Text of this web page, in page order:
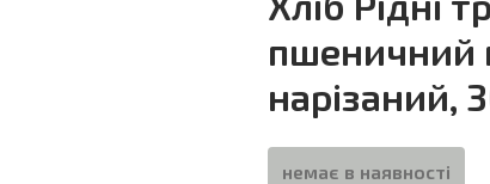
пшеничний
нарізаний,
немає в наявності